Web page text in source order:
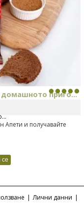
домашното приго...
на изцяло нов
и получавайте
| Лични данни |